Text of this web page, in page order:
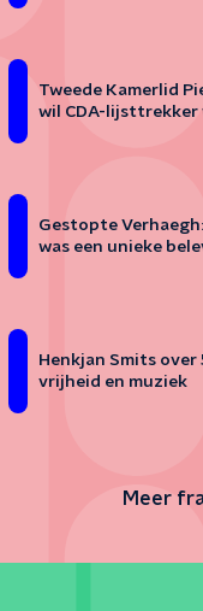
Tweede Kamerlid
wil CDA-lijsttrekker
Gestopte
was een unieke
Henkjan Smits
vrijheid en muziek
Meer